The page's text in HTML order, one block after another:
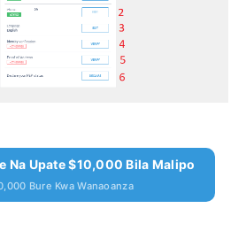
Na Upate $10,000 Bila Malipo
Bure Kwa Wanaoanza